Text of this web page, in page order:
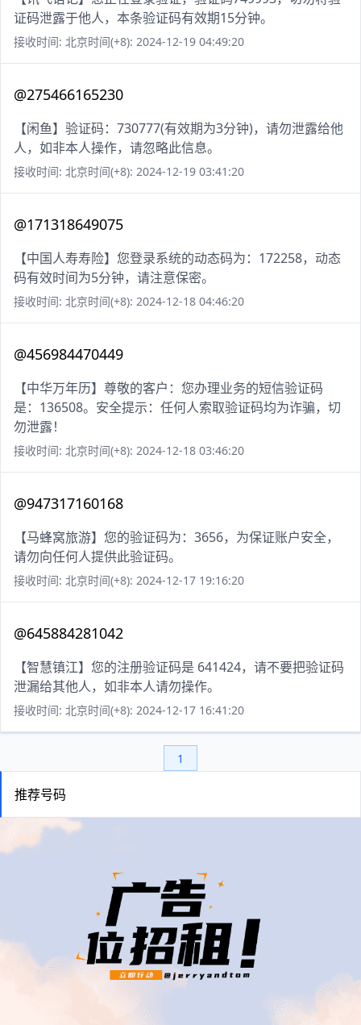
证码泄露于他人，本条验证码有效期15分钟。
接收时间: 北京时间(+8): 2024-12-19 04:49:20
@275466165230
【闲鱼】验证码：730777(有效期为3分钟)，请勿泄露给他
人，如非本人操作，请忽略此信息。
接收时间: 北京时间(+8): 2024-12-19 03:41:20
@171318649075
【中国人寿寿险】您登录系统的动态码为：172258，动态
码有效时间为5分钟，请注意保密。
接收时间: 北京时间(+8): 2024-12-18 04:46:20
@456984470449
【中华万年历】尊敬的客户：您办理业务的短信验证码
是：136508。安全提示：任何人索取验证码均为诈骗，切
勿泄露！
接收时间: 北京时间(+8): 2024-12-18 03:46:20
@947317160168
【马蜂窝旅游】您的验证码为：3656，为保证账户安全，
请勿向任何人提供此验证码。
接收时间: 北京时间(+8): 2024-12-17 19:16:20
@645884281042
【智慧镇江】您的注册验证码是 641424，请不要把验证码
泄漏给其他人，如非本人请勿操作。
接收时间: 北京时间(+8): 2024-12-17 16:41:20
1
推荐号码